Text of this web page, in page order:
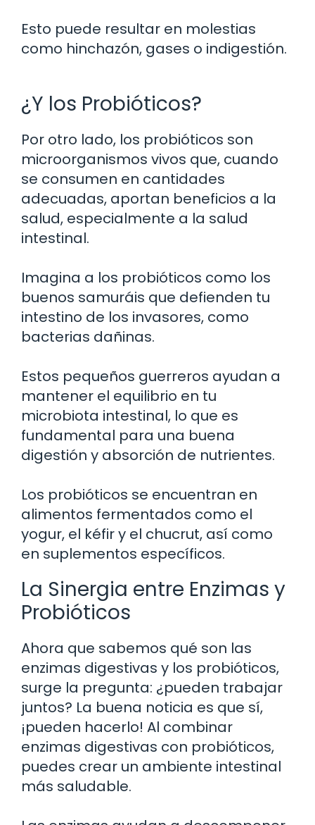
Esto puede resultar en molestias
como hinchazón, gases o indigestión.
¿Y los Probióticos?
Por otro lado, los probióticos son
microorganismos vivos que, cuando
se consumen en cantidades
adecuadas, aportan beneficios a la
salud, especialmente a la salud
intestinal.
Imagina a los probióticos como los
buenos samuráis que defienden tu
intestino de los invasores, como
bacterias dañinas.
Estos pequeños guerreros ayudan a
mantener el equilibrio en tu
microbiota intestinal, lo que es
fundamental para una buena
digestión y absorción de nutrientes.
Los probióticos se encuentran en
alimentos fermentados como el
yogur, el kéfir y el chucrut, así como
en suplementos específicos.
La Sinergia entre Enzimas y
Probióticos
Ahora que sabemos qué son las
enzimas digestivas y los probióticos,
surge la pregunta: ¿pueden trabajar
juntos? La buena noticia es que sí,
¡pueden hacerlo! Al combinar
enzimas digestivas con probióticos,
puedes crear un ambiente intestinal
más saludable.